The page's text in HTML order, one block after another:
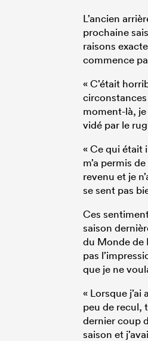
L’ancien
prochaine
raisons
commence
« C’était
circonstances
moment-là,
vidé par le
« Ce qui était
m’a permis
revenu et je
se sent pas
Ces
saison
du Monde de
pas
que je ne
« Lorsque
peu de recul,
dernier coup
saison et